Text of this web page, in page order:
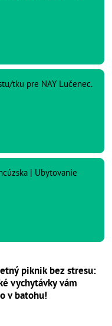
tku pre NAY Lučenec.
| Ubytovanie
piknik bez stresu:
vychytávky vám
v batohu!